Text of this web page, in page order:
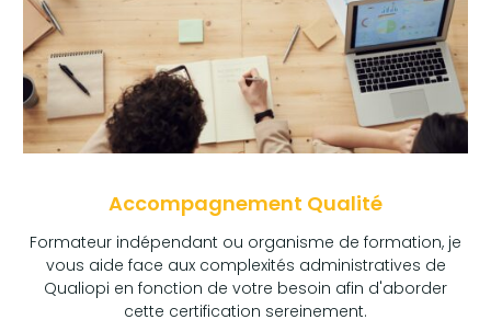
Accompagnement Qualité
Formateur indépendant ou organisme de formation, je
vous aide face aux complexités administratives de
Qualiopi en fonction de votre besoin afin d'aborder
cette certification sereinement.